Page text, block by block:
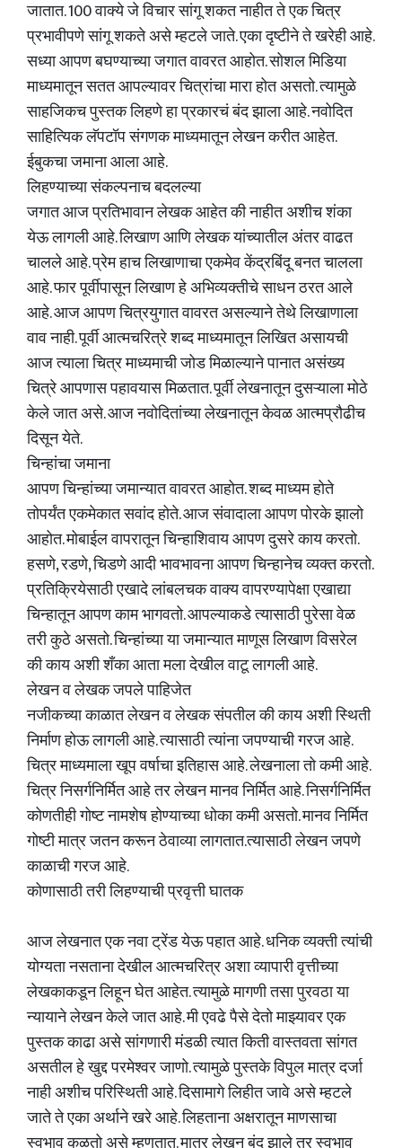
जातात. 100 वाक्ये जे विचार सांगू शकत नाहीत ते एक चित्र
प्रभावीपणे सांगू शकते असे म्हटले जाते. एका दृष्टीने ते खरेही आहे.
सध्या आपण बघण्याच्या जगात वावरत आहोत. सोशल मिडिया
माध्यमातून सतत आपल्यावर चित्रांचा मारा होत असतो. त्यामुळे
साहजिकच पुस्तक लिहणे हा प्रकारचं बंद झाला आहे. नवोदित
साहित्यिक लॅपटॉप संगणक माध्यमातून लेखन करीत आहेत.
ईबुकचा जमाना आला आहे.
लिहण्याच्या संकल्पनाच बदलल्या
जगात आज प्रतिभावान लेखक आहेत की नाहीत अशीच शंका
येऊ लागली आहे. लिखाण आणि लेखक यांच्यातील अंतर वाढत
चालले आहे. प्रेम हाच लिखाणाचा एकमेव केंद्रबिंदू बनत चालला
आहे. फार पूर्वीपासून लिखाण हे अभिव्यक्तीचे साधन ठरत आले
आहे. आज आपण चित्रयुगात वावरत असल्याने तेथे लिखाणाला
वाव नाही. पूर्वी आत्मचरित्रे शब्द माध्यमातून लिखित असायची
आज त्याला चित्र माध्यमाची जोड मिळाल्याने पानात असंख्य
चित्रे आपणास पहावयास मिळतात. पूर्वी लेखनातून दुसऱ्याला मोठे
केले जात असे. आज नवोदितांच्या लेखनातून केवळ आत्मप्रौढीच
दिसून येते.
चिन्हांचा जमाना
आपण चिन्हांच्या जमान्यात वावरत आहोत. शब्द माध्यम होते
तोपर्यंत एकमेकात सवांद होते. आज संवादाला आपण पोरके झालो
आहोत. मोबाईल वापरातून चिन्हाशिवाय आपण दुसरे काय करतो.
हसणे, रडणे, चिडणे आदी भावभावना आपण चिन्हानेच व्यक्त करतो.
प्रतिक्रियेसाठी एखादे लांबलचक वाक्य वापरण्यापेक्षा एखाद्या
चिन्हातून आपण काम भागवतो. आपल्याकडे त्यासाठी पुरेसा वेळ
तरी कुठे असतो. चिन्हांच्या या जमान्यात माणूस लिखाण विसरेल
की काय अशी शँका आता मला देखील वाटू लागली आहे.
लेखन व लेखक जपले पाहिजेत
नजीकच्या काळात लेखन व लेखक संपतील की काय अशी स्थिती
निर्माण होऊ लागली आहे. त्यासाठी त्यांना जपण्याची गरज आहे.
चित्र माध्यमाला खूप वर्षाचा इतिहास आहे. लेखनाला तो कमी आहे.
चित्र निसर्गनिर्मित आहे तर लेखन मानव निर्मित आहे. निसर्गनिर्मित
कोणतीही गोष्ट नामशेष होण्याच्या धोका कमी असतो. मानव निर्मित
गोष्टी मात्र जतन करून ठेवाव्या लागतात.त्यासाठी लेखन जपणे
काळाची गरज आहे.
कोणासाठी तरी लिहण्याची प्रवृत्ती घातक
आज लेखनात एक नवा ट्रेंड येऊ पहात आहे. धनिक व्यक्ती त्यांची
योग्यता नसताना देखील आत्मचरित्र अशा व्यापारी वृत्तीच्या
लेखकाकडून लिहून घेत आहेत. त्यामुळे मागणी तसा पुरवठा या
न्यायाने लेखन केले जात आहे. मी एवढे पैसे देतो माझ्यावर एक
पुस्तक काढा असे सांगणारी मंडळी त्यात किती वास्तवता सांगत
असतील हे खुद्द परमेश्वर जाणो. त्यामुळे पुस्तके विपुल मात्र दर्जा
नाही अशीच परिस्थिती आहे. दिसामागे लिहीत जावे असे म्हटले
जाते ते एका अर्थाने खरे आहे. लिहताना अक्षरातून माणसाचा